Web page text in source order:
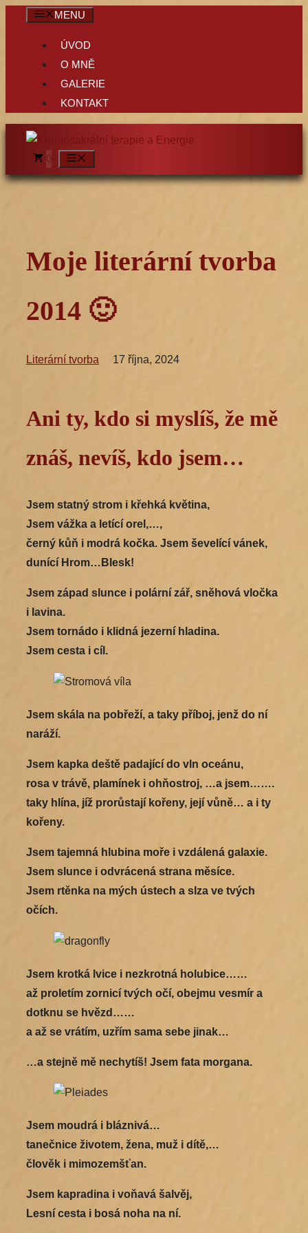
Přeskočit MENU
ÚVOD
O MNĚ
GALERIE
KONTAKT
0
Moje literární tvorba
2014 🙂
Literární tvorba 17 října, 2024
Ani ty, kdo si myslíš, že mě
znáš, nevíš, kdo jsem…
Jsem statný strom i křehká květina,
Jsem vážka a letící orel,…,
černý kůň i modrá kočka. Jsem ševelící vánek,
dunící Hrom…Blesk!
Jsem západ slunce i polární zář, sněhová vločka
i lavina.
Jsem tornádo i klidná jezerní hladina.
Jsem cesta i cíl.
Jsem skála na pobřeží, a taky příboj, jenž do ní
naráží.
Jsem kapka deště padající do vln oceánu,
rosa v trávě, plamínek i ohňostroj, …a jsem…….
taky hlína, jíž prorůstají kořeny, její vůně… a i ty
kořeny.
Jsem tajemná hlubina moře i vzdálená galaxie.
Jsem slunce i odvrácená strana měsíce.
Jsem rtěnka na mých ústech a slza ve tvých
očích.
Jsem krotká lvice i nezkrotná holubice……
až proletím zornicí tvých očí, obejmu vesmír a
dotknu se hvězd……
a až se vrátím, uzřím sama sebe jinak…
…a stejně mě nechytíš! Jsem fata morgana.
Jsem moudrá i bláznivá…
tanečnice životem, žena, muž i dítě,…
člověk i mimozemšťan.
Jsem kapradina i voňavá šalvěj,
Lesní cesta i bosá noha na ní.